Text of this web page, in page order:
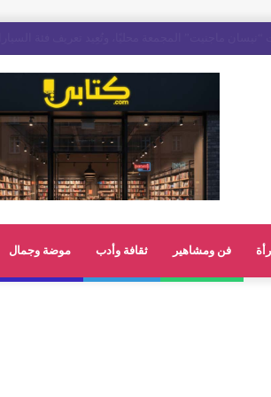
فن ومشاهير ثقافة وأدب موضة وجمال